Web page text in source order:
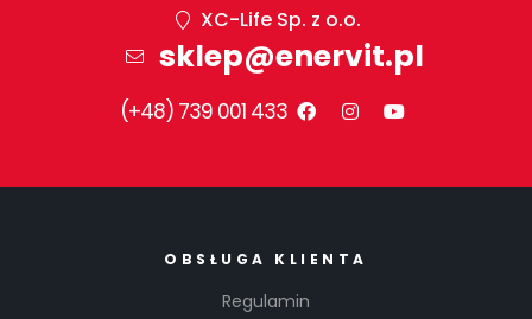
XC-Life Sp. z o.o.
sklep@enervit.pl
(+48) 739 001 433
OBSŁUGA KLIENTA
Regulamin